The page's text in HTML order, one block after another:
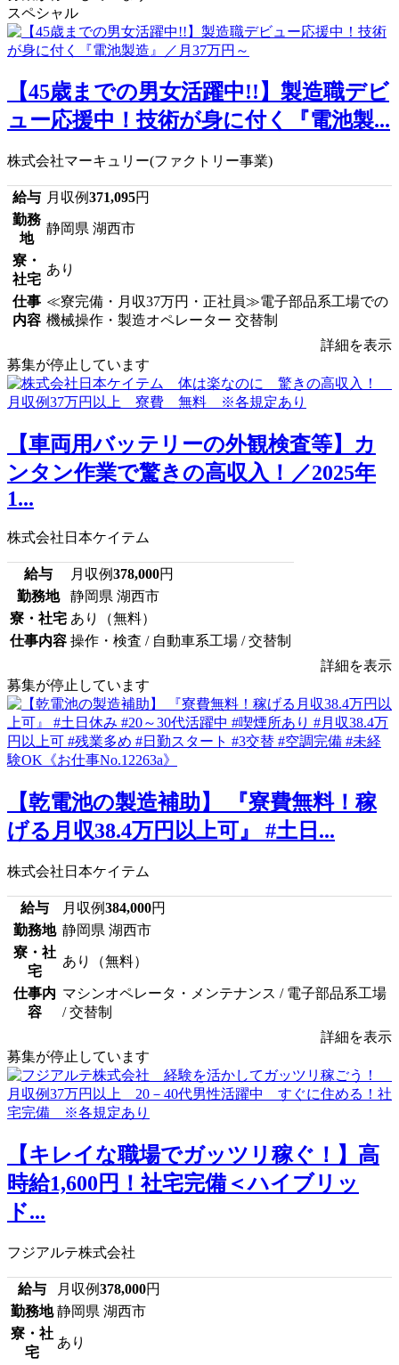
スペシャル
【45歳までの男女活躍中!!】製造職デビ
ュー応援中！技術が身に付く『電池製...
株式会社マーキュリー(ファクトリー事業)
給与 月収例371,095円
勤務
地
静岡県 湖西市
寮・
社宅
あり
仕事
内容
≪寮完備・月収37万円・正社員≫電子部品系工場での
機械操作・製造オペレーター 交替制
詳細を表示
募集が停止しています
【車両用バッテリーの外観検査等】カ
ンタン作業で驚きの高収入！／2025年
1...
株式会社日本ケイテム
給与 月収例378,000円
勤務地
静岡県 湖西市
寮・社宅 あり（無料）
仕事内容 操作・検査 / 自動車系工場 / 交替制
詳細を表示
募集が停止しています
【乾電池の製造補助】 『寮費無料！稼
げる月収38.4万円以上可』 #土日...
株式会社日本ケイテム
給与 月収例384,000円
勤務地 静岡県 湖西市
寮・社
宅
あり（無料）
仕事内
容
マシンオペレータ・メンテナンス / 電子部品系工場
/ 交替制
詳細を表示
募集が停止しています
【キレイな職場でガッツリ稼ぐ！】高
時給1,600円！社宅完備＜ハイブリッ
ド...
フジアルテ株式会社
給与 月収例378,000円
勤務地 静岡県 湖西市
寮・社
宅
あり